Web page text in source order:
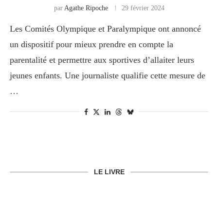
par Agathe Ripoche 29 février 2024
Les Comités Olympique et Paralympique ont annoncé
un dispositif pour mieux prendre en compte la
parentalité et permettre aux sportives d’allaiter leurs
jeunes enfants. Une journaliste qualifie cette mesure de
…
LE LIVRE